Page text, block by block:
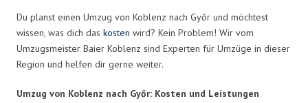
Du planst einen Umzug von Koblenz nach Győr und möchtest
wissen, was dich das kosten wird? Kein Problem! Wir vom
Umzugsmeister Baier Koblenz sind Experten für Umzüge in dieser
Region und helfen dir gerne weiter.
Umzug von Koblenz nach Győr: Kosten und Leistungen